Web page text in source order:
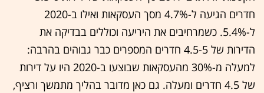
חדרים הגיעה ל-4.7% מסך העסקאות ואילו ב-2020
ל-5.4%. כשמרחיבים את היריעה וכוללים בבדיקה את
הדירות של 4.5-5 חדרים המספרים כבר גבוהים בהרבה:
למעלה מ-30% מהעסקאות שבוצעו ב-2020 היו על דירות
של 4.5 חדרים ומעלה. גם כאן מדובר בהליך מתמשך ורציף,